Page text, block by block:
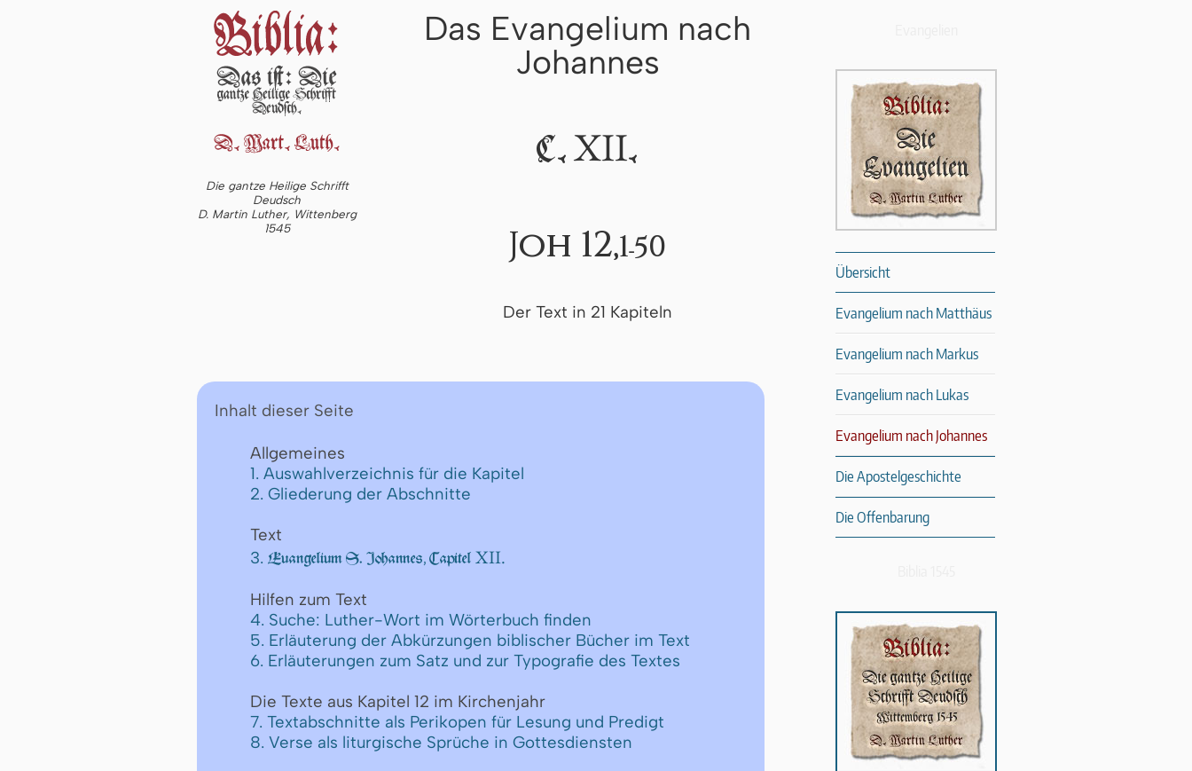
Die gantze Heilige Schrifft
Deudsch
D. Martin Luther, Wittenberg
1545
Das Evangelium nach
Johannes
C. XII.
Joh 12,1-50
Der Text in 21 Kapiteln
Inhalt dieser Seite
Allgemeines
1. Auswahlverzeichnis für die Kapitel
2. Gliederung der Abschnitte
Text
3. Euangelium S. Johannes, Capitel XII.
Hilfen zum Text
4. Suche: Luther-Wort im Wörterbuch finden
5. Erläuterung der Abkürzungen biblischer Bücher im Text
6. Erläuterungen zum Satz und zur Typografie des Textes
Die Texte aus Kapitel 12 im Kirchenjahr
7. Textabschnitte als Perikopen für Lesung und Predigt
8. Verse als liturgische Sprüche in Gottesdiensten
Übersicht
Evangelium nach Matthäus
Evangelium nach Markus
Evangelium nach Lukas
Evangelium nach Johannes
Die Apostelgeschichte
Die Offenbarung